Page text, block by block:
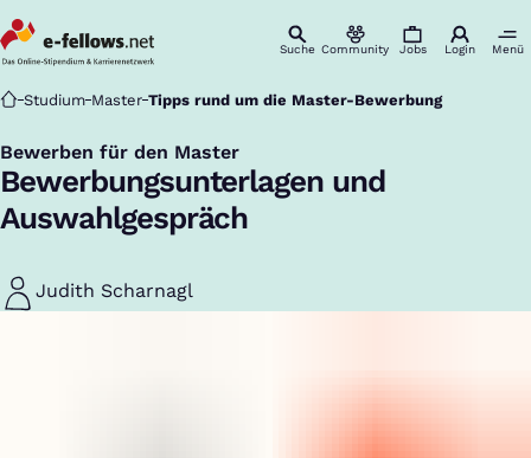
Suche Community Jobs Login Menü
Startseite
Studium Master Tipps rund um die Master-Bewerbung
Bewerben für den Master
:
Bewerbungsunterlagen und
Auswahlgespräch
Judith Scharnagl